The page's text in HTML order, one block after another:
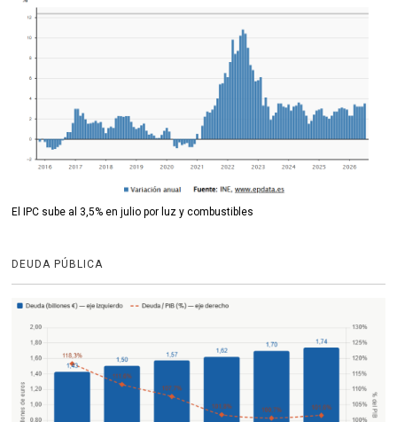
El IPC sube al 3,5% en julio por luz y combustibles
DEUDA PÚBLICA